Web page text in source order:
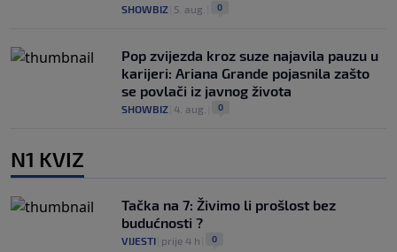
SHOWBIZ 5. aug. 0
Pop zvijezda kroz suze najavila pauzu u
karijeri: Ariana Grande pojasnila zašto
se povlači iz javnog života
SHOWBIZ 4. aug. 0
N1 KVIZ
Tačka na 7: Živimo li prošlost bez
budućnosti ?
VIJESTI prije 4 h 0